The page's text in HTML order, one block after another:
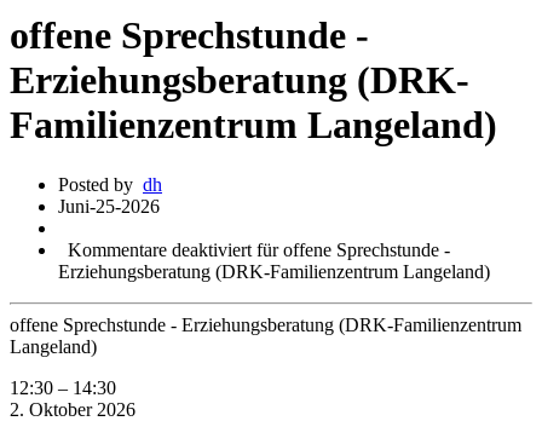
offene Sprechstunde -
Erziehungsberatung (DRK-
Familienzentrum Langeland)
Posted by dh
Juni-25-2026
Kommentare deaktiviert für offene Sprechstunde -
Erziehungsberatung (DRK-Familienzentrum Langeland)
offene Sprechstunde - Erziehungsberatung (DRK-Familienzentrum
Langeland)
12:30 – 14:30
2. Oktober 2026